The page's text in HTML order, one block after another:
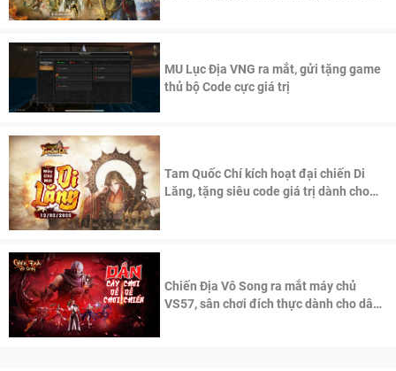
MU Lục Địa VNG ra mắt, gửi tặng game
thủ bộ Code cực giá trị
Tam Quốc Chí kích hoạt đại chiến Di
Lăng, tặng siêu code giá trị dành cho
Chiến Địa Vô Song ra mắt máy chủ
VS57, sân chơi đích thực dành cho dân